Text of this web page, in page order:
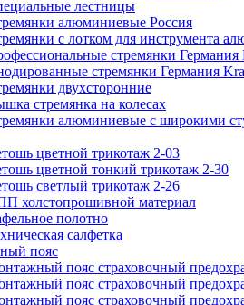
лестницы
алюминиевые Россия
c лотком для инструмента
стремянки Германия
стремянки Германия
двухсторонние
стремянка на колесах
алюминиевые c широкими
цветной трикотаж 2-03
цветной тонкий трикотаж 2-30
светлый трикотаж 2-26
холстопрошивной материал
полотно
салфетка
пояс
пояс страховочный
пояс страховочный
пояс страховочный